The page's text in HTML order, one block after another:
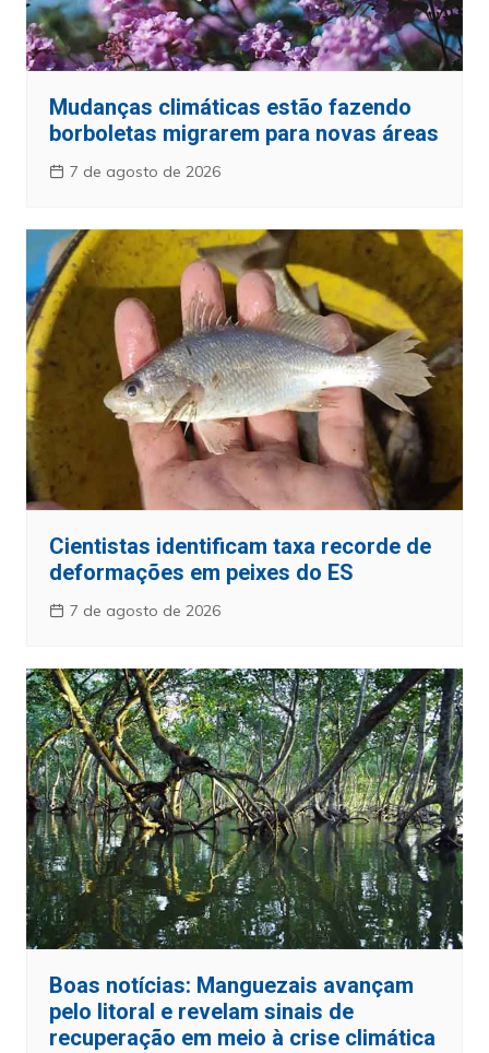
Mudanças climáticas estão fazendo
borboletas migrarem para novas áreas
7 de agosto de 2026
Cientistas identificam taxa recorde de
deformações em peixes do ES
7 de agosto de 2026
Boas notícias: Manguezais avançam
pelo litoral e revelam sinais de
recuperação em meio à crise climática